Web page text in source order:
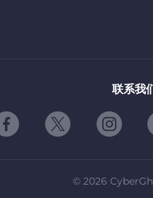
联系我
© 2026